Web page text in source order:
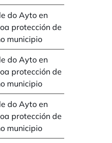
do Ayto en
protección de
municipio
do Ayto en
protección de
municipio
do Ayto en
protección de
municipio